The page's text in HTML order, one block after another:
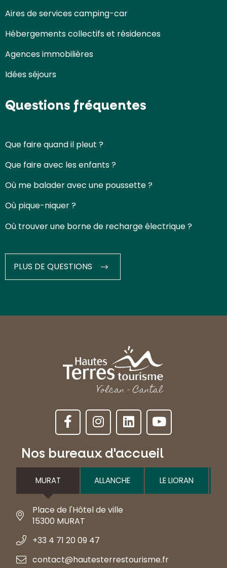
Aires de services camping-car
Hébergements collectifs et résidences
Agences immobilières
Idées séjours
Questions fréquentes
Que faire quand il pleut ?
Que faire avec les enfants ?
Où me balader avec une poussette ?
Où pique-niquer ?
Où trouver une borne de recharge électrique ?
PLUS DE QUESTIONS
Nos bureaux d'accueil
MURAT ALLANCHE LE LIORAN
Place de l'Hôtel de ville
15300 MURAT
+33 4 71 20 09 47
contact@hautesterrestourisme.fr